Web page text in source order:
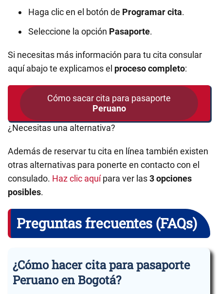
Haga clic en el botón de Programar cita.
Seleccione la opción Pasaporte.
Si necesitas más información para tu cita consular
aquí abajo te explicamos el proceso completo:
Cómo sacar cita para pasaporte
Peruano
¿Necesitas una alternativa?
Además de reservar tu cita en línea también existen
otras alternativas para ponerte en contacto con el
consulado. Haz clic aquípara ver las3 opciones
posibles.
Preguntas frecuentes (FAQs)
¿Cómo hacer cita para pasaporte
Peruano en Bogotá?